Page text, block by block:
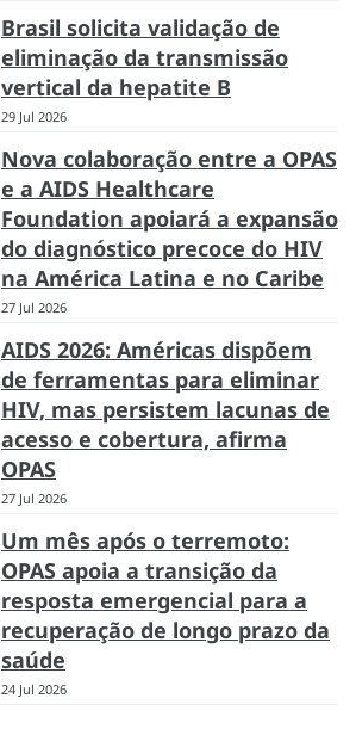
Brasil solicita validação de
eliminação da transmissão
vertical da hepatite B
29 Jul 2026
Nova colaboração entre a OPAS
e a AIDS Healthcare
Foundation apoiará a expansão
do diagnóstico precoce do HIV
na América Latina e no Caribe
27 Jul 2026
AIDS 2026: Américas dispõem
de ferramentas para eliminar
HIV, mas persistem lacunas de
acesso e cobertura, afirma
OPAS
27 Jul 2026
Um mês após o terremoto:
OPAS apoia a transição da
resposta emergencial para a
recuperação de longo prazo da
saúde
24 Jul 2026